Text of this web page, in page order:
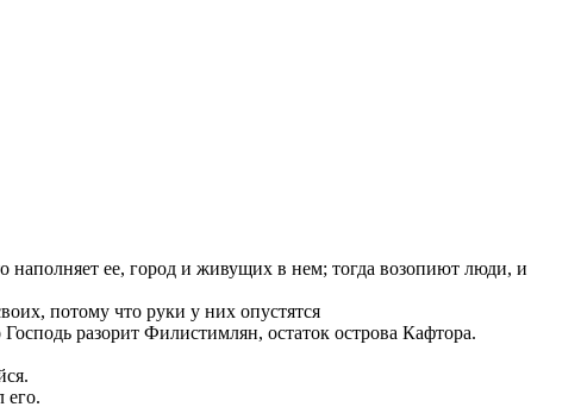
наполняет ее, город и живущих в нем; тогда возопиют люди, и
потому что руки у них опустятся
разорит Филистимлян, остаток острова Кафтора.
его.